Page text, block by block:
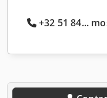
+32 51 84...